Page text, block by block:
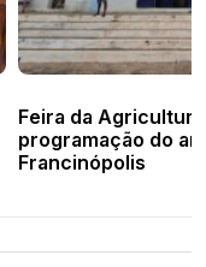
Feira da
programação do
Francinópolis